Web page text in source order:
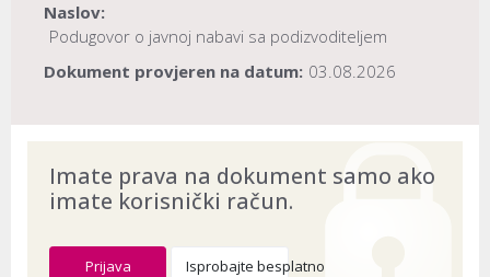
Naslov:
Podugovor o javnoj nabavi sa podizvoditeljem
Dokument provjeren na datum: 03.08.2026
Imate prava na dokument samo ako
imate korisnički račun.
Prijava Isprobajte besplatno